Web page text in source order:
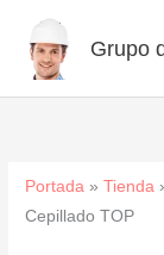
contenido
Grupo
Portada »Tienda
Cepillado TOP
TOP
cantidad